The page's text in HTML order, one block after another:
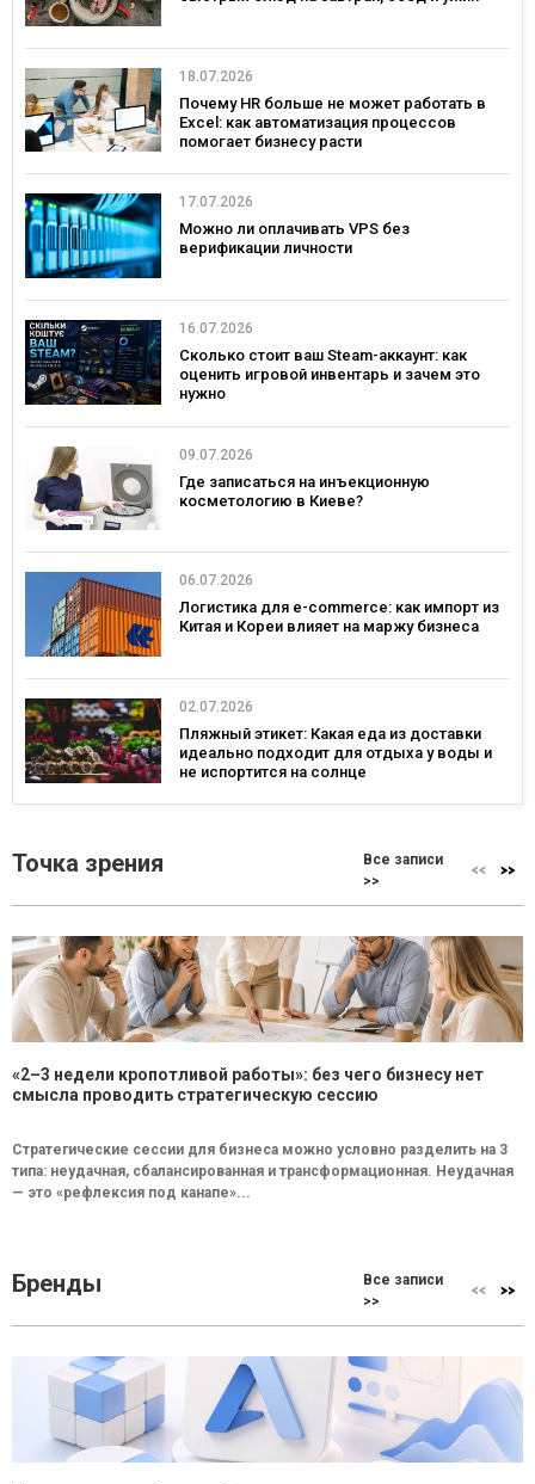
18.07.2026
Почему HR больше не может работать в
Excel: как автоматизация процессов
помогает бизнесу расти
17.07.2026
Можно ли оплачивать VPS без
верификации личности
16.07.2026
Сколько стоит ваш Steam-аккаунт: как
оценить игровой инвентарь и зачем это
нужно
09.07.2026
Где записаться на инъекционную
косметологию в Киеве?
06.07.2026
Логистика для e-commerce: как импорт из
Китая и Кореи влияет на маржу бизнеса
02.07.2026
Пляжный этикет: Какая еда из доставки
идеально подходит для отдыха у воды и
не испортится на солнце
Точка зрения
Все записи
>>
«2–3 недели кропотливой работы»: без чего бизнесу нет
смысла проводить стратегическую сессию
Стратегические сессии для бизнеса можно условно разделить на 3
типа: неудачная, сбалансированная и трансформационная. Неудачная
— это «рефлексия под канапе»...
Бренды
Все записи
>>